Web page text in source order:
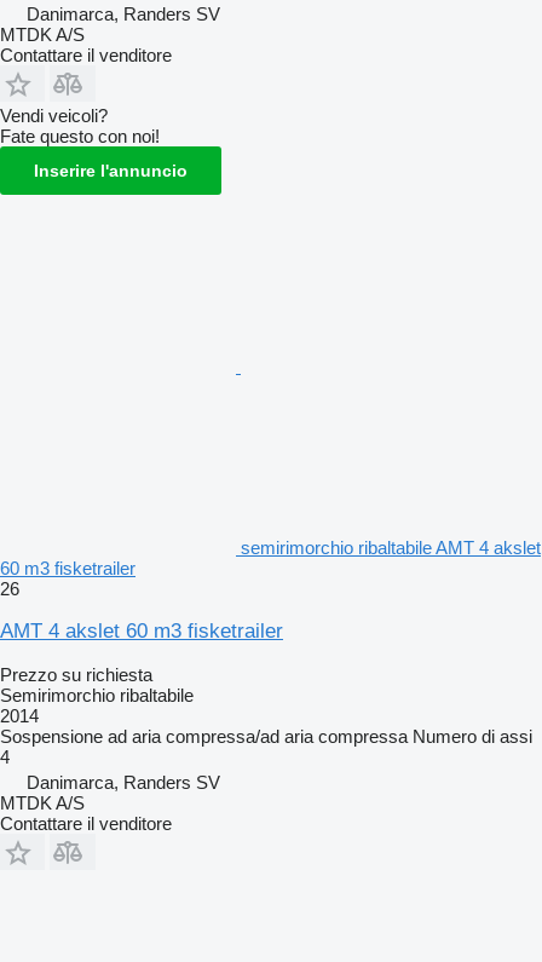
Danimarca, Randers SV
MTDK A/S
Contattare il venditore
Vendi veicoli?
Fate questo con noi!
Inserire l'annuncio
semirimorchio ribaltabile AMT 4 akslet
60 m3 fisketrailer
26
AMT 4 akslet 60 m3 fisketrailer
Prezzo su richiesta
Semirimorchio ribaltabile
2014
Sospensione ad aria compressa/ad aria compressa Numero di assi
4
Danimarca, Randers SV
MTDK A/S
Contattare il venditore